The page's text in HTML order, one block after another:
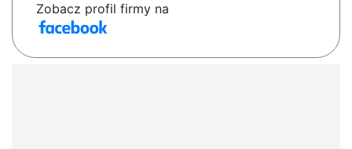
Zobacz profil firmy na